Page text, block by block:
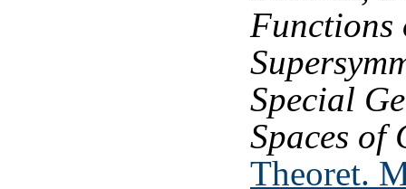
Special
Spaces of
Theoret.